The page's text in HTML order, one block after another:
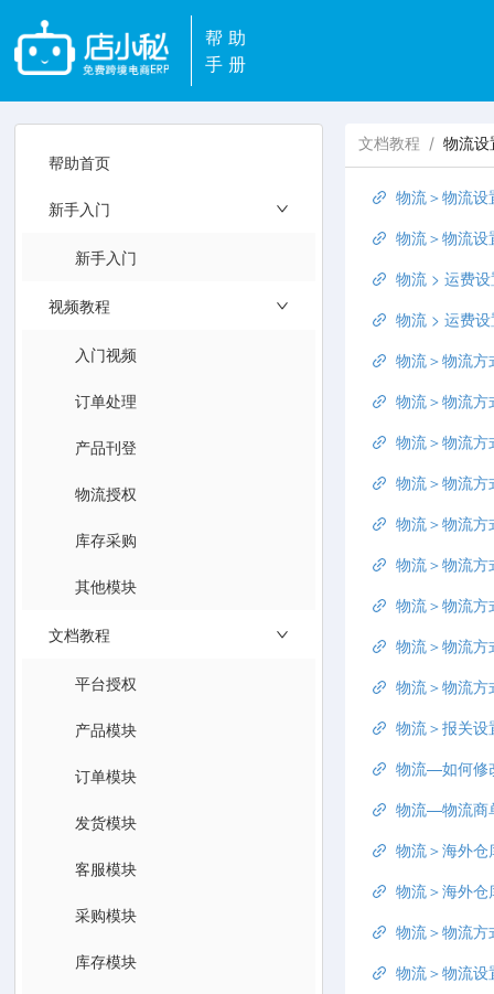
帮助
手册
帮助首页
新手入门
新手入门
视频教程
入门视频
订单处理
产品刊登
物流授权
库存采购
其他模块
文档教程
平台授权
产品模块
订单模块
发货模块
客服模块
采购模块
库存模块
文档教程 / 物流设
物流＞物流
物流＞物流
物流 > 运费
物流 > 运费
物流＞物流
物流＞物流
物流＞物流
物流＞物流
物流＞物流
物流＞物流
物流＞物流
物流＞物流
物流＞物流
物流＞报关
物流—如何修
物流—物流商
物流＞海外
物流＞海外
物流＞物流
物流＞物流